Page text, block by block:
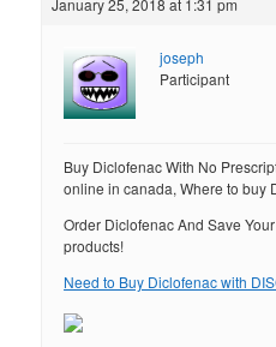
January 25, 2018 at 1:31 pm
joseph
Participant
Buy Diclofenac With No
online in canada, Where to buy
Order Diclofenac And Save
products!
Need to Buy Diclofenac with